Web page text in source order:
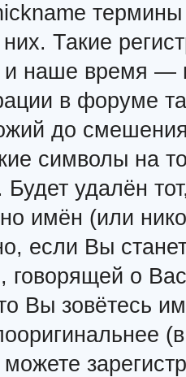
Такие
и наше время —
в форуме
до
символы на
удалён
имён (или
если Вы
говорящей о
Вы зовётесь